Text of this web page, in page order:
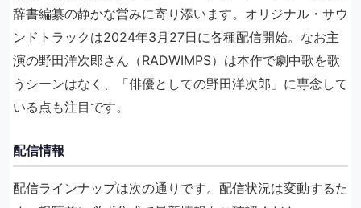
辞書編纂の静かな営みに寄り添います。オリジナル・サウ
ンドトラックは2024年3月27日に各種配信開始。なお主
演の野田洋次郎さん（RADWIMPS）は本作で劇中歌を歌
うシーンはなく、「俳優としての野田洋次郎」に専念して
いる点も注目です。
配信情報
配信ラインナップは次の通りです。配信状況は変動するた